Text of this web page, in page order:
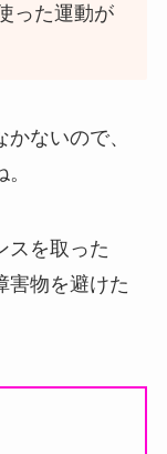
った運動が
ないので、
スを取った
害物を避けた